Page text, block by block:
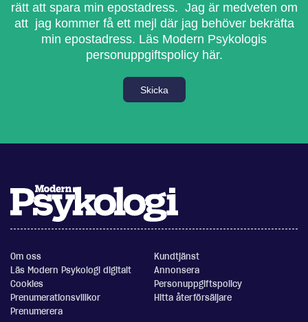
rätt att spara min epostadress. Jag är medveten om
att jag kommer få ett mejl där jag behöver bekräfta
min epostadress. Läs Modern Psykologis
personuppgiftspolicy här.
Skicka
Om oss
Kundtjänst
Läs Modern Psykologi digitalt
Annonsera
Cookies
Personuppgiftspolicy
Prenumerationsvillkor
Hitta återförsäljare
Prenumerera